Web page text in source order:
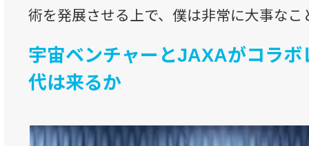
術を発展させる上で、僕は非常に大事なこ
宇宙ベンチャーとJAXAがコラボ
代は来るか